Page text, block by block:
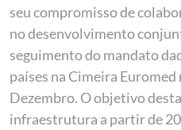
seu compromisso de
no desenvolvimento
seguimento do mandato
países na Cimeira Euromed
Dezembro. O objetivo
infraestrutura a partir de